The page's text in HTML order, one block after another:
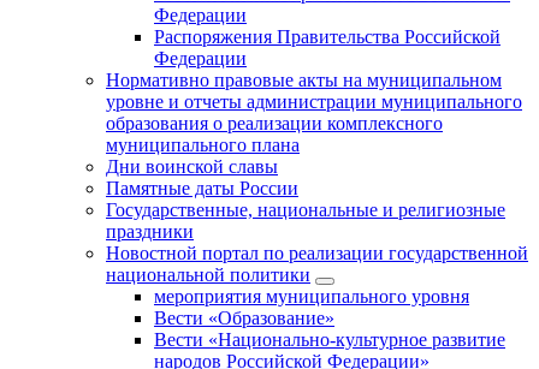
Федерации
Распоряжения Правительства Российской
Федерации
Нормативно правовые акты на муниципальном
уровне и отчеты администрации муниципального
образования о реализации комплексного
муниципального плана
Дни воинской славы
Памятные даты России
Государственные, национальные и религиозные
праздники
Новостной портал по реализации государственной
национальной политики
мероприятия муниципального уровня
Вести «Образование»
Вести «Национально-культурное развитие
народов Российской Федерации»